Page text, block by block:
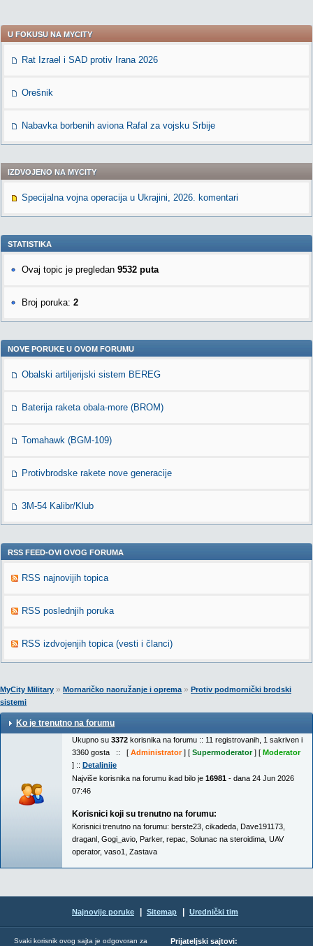
U FOKUSU NA MYCITY
Rat Izrael i SAD protiv Irana 2026
Orešnik
Nabavka borbenih aviona Rafal za vojsku Srbije
IZDVOJENO NA MYCITY
Specijalna vojna operacija u Ukrajini, 2026. komentari
STATISTIKA
Ovaj topic je pregledan 9532 puta
Broj poruka: 2
NOVE PORUKE U OVOM FORUMU
Obalski artiljerijski sistem BEREG
Baterija raketa obala-more (BROM)
Tomahawk (BGM-109)
Protivbrodske rakete nove generacije
3M-54 Kalibr/Klub
RSS FEED-OVI OVOG FORUMA
RSS najnovijih topica
RSS poslednjih poruka
RSS izdvojenjih topica (vesti i članci)
MyCity Military » Mornaričko naoružanje i oprema» Protiv podmornički brodski
sistemi
Ko je trenutno na forumu
Ukupno su 3372 korisnika na forumu :: 11 registrovanih, 1 sakriven i
3360 gosta :: [ Administrator] [ Supermoderator] [ Moderator
] :: Detaljnije
Najviše korisnika na forumu ikad bilo je 16981 - dana 24 Jun 2026
07:46
Korisnici koji su trenutno na forumu:
Korisnici trenutno na forumu: berste23 cikadeda Dave191173
draganl Gogi_avio Parker, repac Solunac na steroidima UAV
operator, vaso1 Zastava
Najnovije poruke Sitemap Urednički tim
Svaki korisnik ovog sajta je odgovoran za Prijateljski sajtovi: